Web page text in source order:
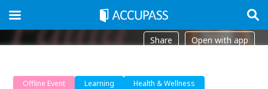
Share Open with app
Offline Event Learning Health & Wellness